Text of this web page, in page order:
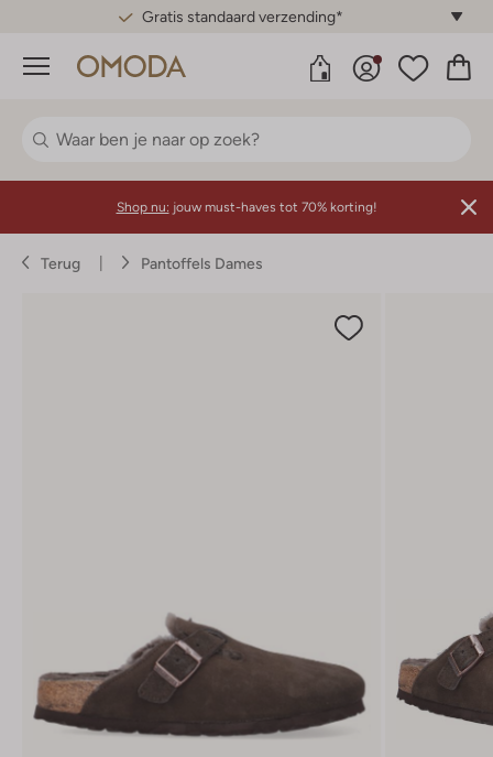
Gratis standaard verzending*
Menu
Shop nu: jouw must-haves tot 70% korting!
Terug Pantoffels Dames